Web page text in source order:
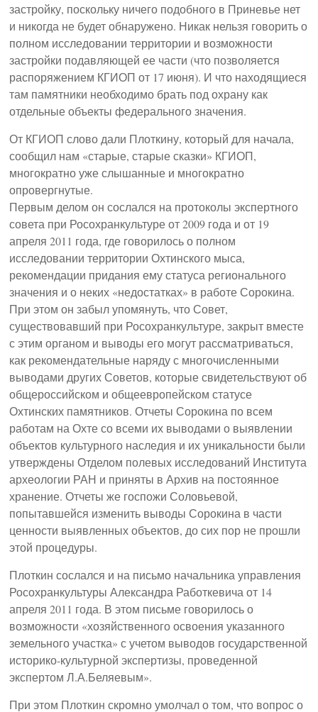
застройку, поскольку ничего подобного в Приневье нет
и никогда не будет обнаружено. Никак нельзя говорить о
полном исследовании территории и возможности
застройки подавляющей ее части (что позволяется
распоряжением КГИОП от 17 июня). И что находящиеся
там памятники необходимо брать под охрану как
отдельные объекты федерального значения.
От КГИОП слово дали Плоткину, который для начала,
сообщил нам «старые, старые сказки» КГИОП,
многократно уже слышанные и многократно
опровергнутые.
Первым делом он сослался на протоколы экспертного
совета при Росохранкультуре от 2009 года и от 19
апреля 2011 года, где говорилось о полном
исследовании территории Охтинского мыса,
рекомендации придания ему статуса регионального
значения и о неких «недостатках» в работе Сорокина.
При этом он забыл упомянуть, что Совет,
существовавший при Росохранкультуре, закрыт вместе
с этим органом и выводы его могут рассматриваться,
как рекомендательные наряду с многочисленными
выводами других Советов, которые свидетельствуют об
общероссийском и общеевропейском статусе
Охтинских памятников. Отчеты Сорокина по всем
работам на Охте со всеми их выводами о выявлении
объектов культурного наследия и их уникальности были
утверждены Отделом полевых исследований Института
археологии РАН и приняты в Архив на постоянное
хранение. Отчеты же госпожи Соловьевой,
попытавшейся изменить выводы Сорокина в части
ценности выявленных объектов, до сих пор не прошли
этой процедуры.
Плоткин сослался и на письмо начальника управления
Росохранкультуры Александра Работкевича от 14
апреля 2011 года. В этом письме говорилось о
возможности «хозяйственного освоения указанного
земельного участка» с учетом выводов государственной
историко-культурной экспертизы, проведенной
экспертом Л.А.Беляевым».
При этом Плоткин скромно умолчал о том, что вопрос о